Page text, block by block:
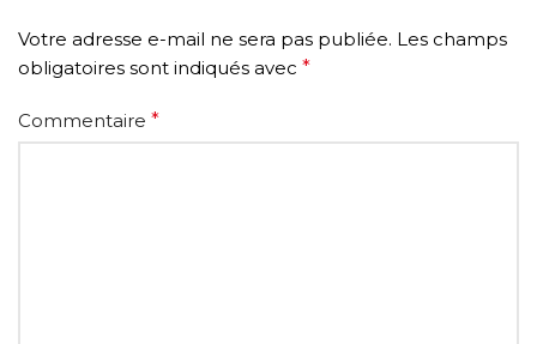
Votre adresse e-mail ne sera pas publiée. Les champs
obligatoires sont indiqués avec *
Commentaire *